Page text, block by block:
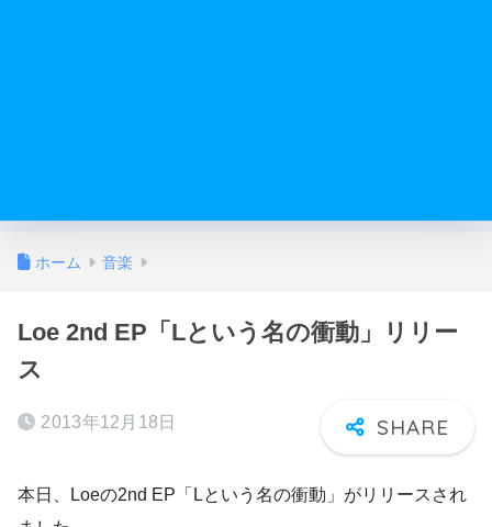
ホーム 音楽
Loe 2nd EP「Lという名の衝動」リリー
ス
2013年12月18日
本日、Loeの2nd EP「Lという名の衝動」がリリースされ